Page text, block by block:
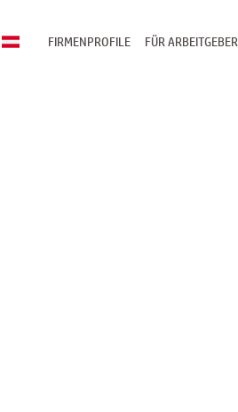
FÜR ARBEITGEBER
FIRMENPROFILE